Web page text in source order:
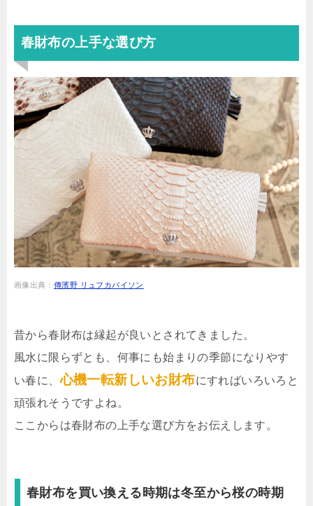
春財布の上手な選び方
画像出典： 傳濱野 リュフカパイソン
昔から春財布は縁起が良いとされてきました。
風水に限らずとも、何事にも始まりの季節になりやす
い春に、心機一転新しいお財布にすればいろいろと
頑張れそうですよね。
ここからは春財布の上手な選び方をお伝えします。
春財布を買い換える時期は冬至から桜の時期